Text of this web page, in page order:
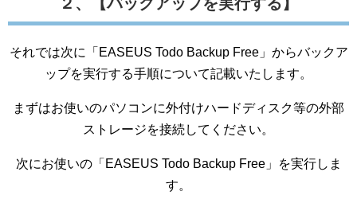
それでは次に「EASEUS Todo Backup Free」からバックア
ップを実行する手順について記載いたします。
まずはお使いのパソコンに外付けハードディスク等の外部
ストレージを接続してください。
次にお使いの「EASEUS Todo Backup Free」を実行しま
す。